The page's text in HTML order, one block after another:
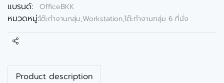
แบรนด์:
OfficeBKK
หมวดหมู่:โต๊ะทำงานกลุ่ม,Workstation,โต๊ะทำงานกลุ่ม 6 ที่นั่ง
แชร์
Product description